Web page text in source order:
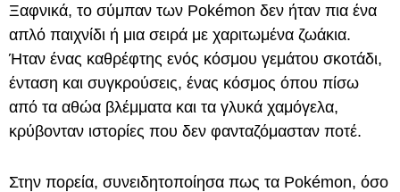
Ξαφνικά, το σύμπαν των Pokémon δεν ήταν πια ένα
απλό παιχνίδι ή μια σειρά με χαριτωμένα ζωάκια.
Ήταν ένας καθρέφτης ενός κόσμου γεμάτου σκοτάδι,
ένταση και συγκρούσεις, ένας κόσμος όπου πίσω
από τα αθώα βλέμματα και τα γλυκά χαμόγελα,
κρύβονταν ιστορίες που δεν φανταζόμασταν ποτέ.
Στην πορεία, συνειδητοποίησα πως τα Pokémon, όσο